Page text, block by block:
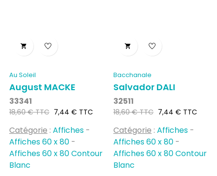

Au Soleil
August MACKE
33341
Prix
18,60 € TTC Prix
7,44 € TTC
Catégorie : Affiches -
Affiches 60 x 80 -
Affiches 60 x 80 Contour
Blanc

Bacchanale
Salvador DALI
32511
Prix
18,60 € TTC Prix
7,44 € TTC
Catégorie : Affiches -
Affiches 60 x 80 -
Affiches 60 x 80 Contour
Blanc